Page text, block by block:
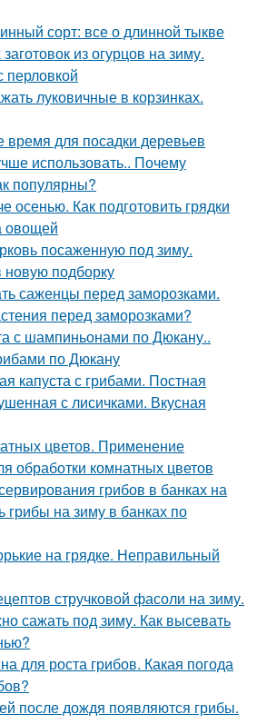
сорт: все о длинной тыкве
из огурцов на зиму.
перловкой
луковичные в корзинках.
время для посадки деревьев
использовать.. Почему
популярны?
осенью. Как подготовить грядки
овощей
посаженную под зиму.
новую подборку
саженцы перед заморозками.
перед заморозками?
с шампиньонами по Дюкану..
по Дюкану
капуста с грибами. Постная
с лисичками. Вкусная
цветов. Применение
обработки комнатных цветов
грибов в банках на
грибы на зиму в банках по
на грядке. Неправильный
стручковой фасоли на зиму.
сажать под зиму. Как высевать
для роста грибов. Какая погода
после дождя появляются грибы.